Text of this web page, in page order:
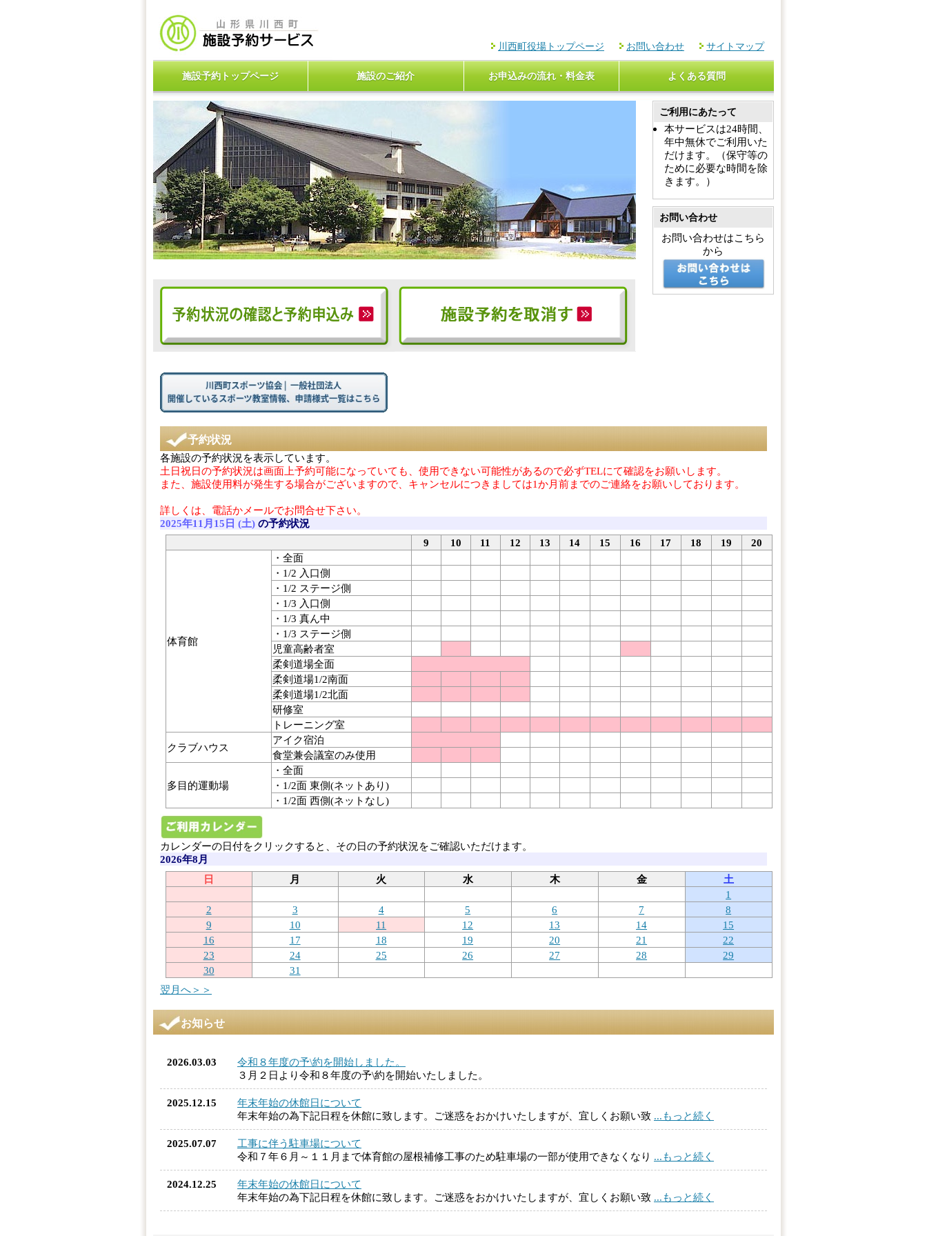
川西町役場トップページ お問い合わせ サイトマップ
施設予約トップページ 施設のご紹介 お申込みの流れ・料金表 よくある質問
ご利用にあたって
本サービスは24時間、
年中無休でご利用いた
だけます。（保守等の
ために必要な時間を除
きます。）
お問い合わせ
お問い合わせはこちら
から
予約状況
各施設の予約状況を表示しています。
土日祝日の予約状況は画面上予約可能になっていても、使用できない可能性があるので必ずTELにて確認をお願いします。
また、施設使用料が発生する場合がございますので、キャンセルにつきましては1か月前までのご連絡をお願いしております。
詳しくは、電話かメールでお問合せ下さい。
2025年11月15日 (土) の予約状況
9
10 11 12 13 14 15 16 17 18 19 20
体育館
・全面
・1/2 入口側
・1/2 ステージ側
・1/3 入口側
・1/3 真ん中
・1/3 ステージ側
児童高齢者室
柔剣道場全面
柔剣道場1/2南面
柔剣道場1/2北面
研修室
トレーニング室
クラブハウス
アイク宿泊
食堂兼会議室のみ使用
多目的運動場
・全面
・1/2面 東側(ネットあり)
・1/2面 西側(ネットなし)
カレンダーの日付をクリックすると、その日の予約状況をご確認いただけます。
2026年8月
日
月 火 水 木 金
土
1
2
3 4 5 6 7
8
9
10 11 12 13 14
15
16
17 18 19 20 21
22
23
24 25 26 27 28
29
30
31
翌月へ＞＞
お知らせ
2026.03.03
令和８年度の予\約を開始しました。
３月２日より令和８年度の予\約を開始いたしました。
2025.12.15
年末年始の休館日について
年末年始の為下記日程を休館に致します。ご迷惑をおかけいたしますが、宜しくお願い致 ...もっと続く
2025.07.07
工事に伴う駐車場について
令和７年６月～１１月まで体育館の屋根補修工事のため駐車場の一部が使用できなくなり ...もっと続く
2024.12.25
年末年始の休館日について
年末年始の為下記日程を休館に致します。ご迷惑をおかけいたしますが、宜しくお願い致 ...もっと続く